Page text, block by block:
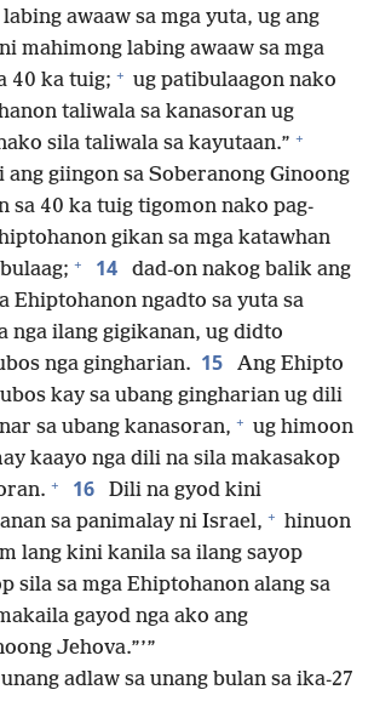
awaaw sa mga yuta, ug ang
mahimong labing awaaw sa mga
40 ka tuig; + ug patibulaagon nako
taliwala sa kanasoran ug
sila taliwala sa kayutaan.” +
ang giingon sa Soberanong Ginoong
sa 40 ka tuig tigomon nako pag-
gikan sa mga katawhan
+ 14
dad-on nakog balik ang
Ehiptohanon ngadto sa yuta sa
nga ilang gigikanan, ug didto
nga gingharian. 15
Ang Ehipto
kay sa ubang gingharian ug dili
sa ubang kanasoran, + ug himoon
kaayo nga dili na sila makasakop
+ 16
Dili na gyod kini
sa panimalay ni Israel, + hinuon
lang kini kanila sa ilang sayop
sila sa mga Ehiptohanon alang sa
gayod nga ako ang
Jehova.”’”
adlaw sa unang bulan sa ika-27